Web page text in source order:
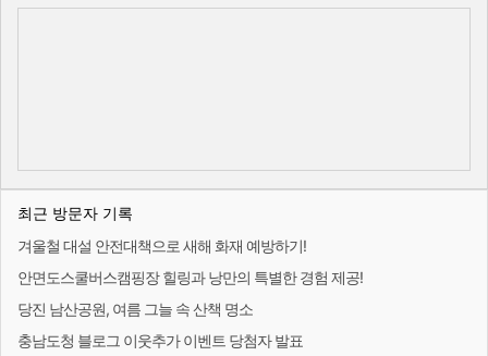
최근 방문자 기록
겨울철 대설 안전대책으로 새해 화재 예방하기!
안면도스쿨버스캠핑장 힐링과 낭만의 특별한 경험 제공!
당진 남산공원, 여름 그늘 속 산책 명소
충남도청 블로그 이웃추가 이벤트 당첨자 발표